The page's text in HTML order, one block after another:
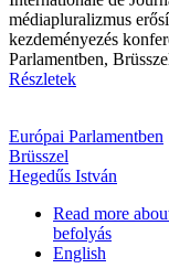
médiapluralizmus
kezdeményezés
Parlamentben,
Részletek
Európai Parlamentben
Brüsszel
Hegedűs István
Read more
befolyás
English